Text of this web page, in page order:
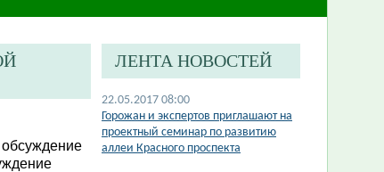
ЛЕНТА НОВОСТЕЙ
22.05.2017 08:00
Горожан и экспертов приглашают на
проектный семинар по развитию
аллеи Красного проспекта